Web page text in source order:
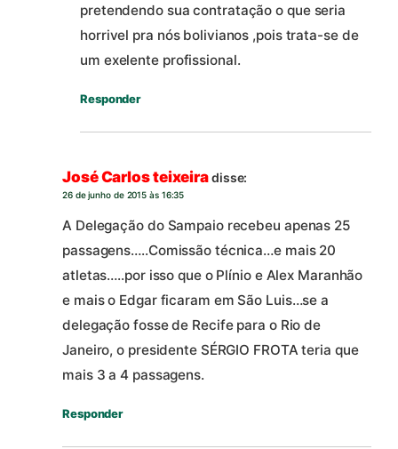
pretendendo sua contratação o que seria
horrivel pra nós bolivianos ,pois trata-se de
um exelente profissional.
Responder
José Carlos teixeiradisse:
26 de junho de 2015 às 16:35
A Delegação do Sampaio recebeu apenas 25
passagens…..Comissão técnica…e mais 20
atletas…..por isso que o Plínio e Alex Maranhão
e mais o Edgar ficaram em São Luis…se a
delegação fosse de Recife para o Rio de
Janeiro, o presidente SÉRGIO FROTA teria que
mais 3 a 4 passagens.
Responder